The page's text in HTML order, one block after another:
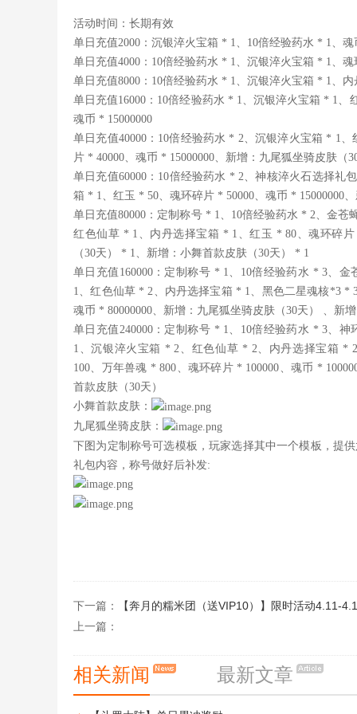
活动时间：长期有效
单日充值2000：沉银淬火宝箱 * 1、10倍经验药水 * 1、魂
单日充值4000：10倍经验药水 * 1、沉银淬火宝箱 * 1、
单日充值8000：10倍经验药水 * 1、沉银淬火宝箱 * 1、
单日充值16000：10倍经验药水 * 1、沉银淬火宝箱 * 1
魂币 * 15000000
单日充值40000：10倍经验药水 * 2、沉银淬火宝箱 * 1
片 * 40000、魂币 * 15000000、新增：九尾狐坐骑皮肤（
单日充值60000：10倍经验药水 * 2、神核淬火石选择
箱 * 1、红玉 * 50、魂环碎片 * 50000、魂币 * 15000000
单日充值80000：定制称号 * 1、10倍经验药水 * 2、金
红色仙草 * 1、内丹选择宝箱 * 1、红玉 * 80、魂环碎
（30天） * 1、新增：小舞首款皮肤 （30天） * 1
单日充值160000：定制称号 * 1、10倍经验药水 * 3、
1、红色仙草 * 2、内丹选择宝箱 * 1、黑色二星魂核*3 *
魂币 * 80000000、新增：九尾狐坐骑皮肤（30天） 、新
单日充值240000：定制称号 * 1、10倍经验药水 * 3、
1、沉银淬火宝箱 * 2、红色仙草 * 2、内丹选择宝箱
100、万年兽魂 * 800、魂环碎片 * 100000、魂币 *
首款皮肤（30天）
小舞首款皮肤：
九尾狐坐骑皮肤：
下图为定制称号可选模板，玩家选择其中一个模板，提
礼包内容，称号做好后补发:
下一篇：
【奔月的糯米团（送VIP10）】限时活动4.11-
上一篇：
相关新闻 最新文章